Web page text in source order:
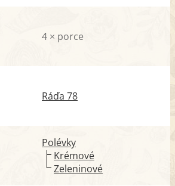
4 × porce
Ráďa 78
Polévky
Krémové
Zeleninové